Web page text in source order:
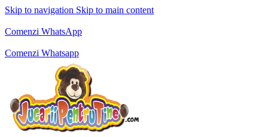
Skip to navigation Skip to main content
Comenzi WhatsApp
Comenzi Whatsapp